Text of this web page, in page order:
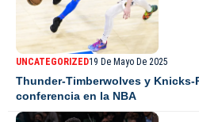
UNCATEGORIZED19 De Mayo De 2025
Thunder-Timberwolves y Knicks-
conferencia en la NBA